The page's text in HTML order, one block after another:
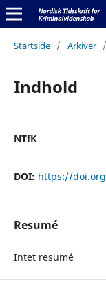
Startside / Arkiver /
Indhold
NTfK
DOI: https://
Resumé
Intet resumé